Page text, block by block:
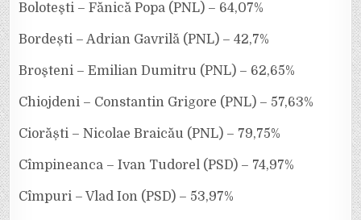
Boloteşti – Fănică Popa (PNL) – 64,07%
Bordești – Adrian Gavrilă (PNL) – 42,7%
Broşteni – Emilian Dumitru (PNL) – 62,65%
Chiojdeni – Constantin Grigore (PNL) – 57,63%
Ciorăști – Nicolae Braicău (PNL) – 79,75%
Cîmpineanca – Ivan Tudorel (PSD) – 74,97%
Cîmpuri – Vlad Ion (PSD) – 53,97%